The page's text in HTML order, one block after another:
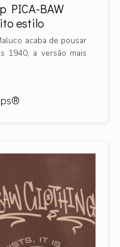
PICA-BAW
estilo
acaba de pousar
1940, a versão mais